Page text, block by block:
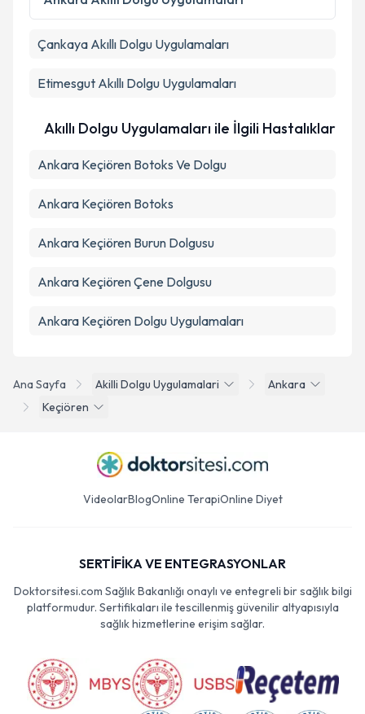
kapsamda işlenmesini kabul ediyorum.
Ana Sayfa Akilli Dolgu Uygulamalari
Ankara
Keçiören
Çankaya Akıllı Dolgu Uygulamaları
Etimesgut Akıllı Dolgu Uygulamaları
Akıllı Dolgu Uygulamaları ile İlgili Hastalıklar
Ankara Keçiören Botoks Ve Dolgu
Ankara Keçiören Botoks
Ankara Keçiören Burun Dolgusu
Ankara Keçiören Çene Dolgusu
Ankara Keçiören Dolgu Uygulamaları
VideolarBlogOnline TerapiOnline Diyet
SERTİFİKA VE ENTEGRASYONLAR
Doktorsitesi.com Sağlık Bakanlığı onaylı ve entegreli bir sağlık bilgi
platformudur. Sertifikaları ile tescillenmiş güvenilir altyapısıyla
sağlık hizmetlerine erişim sağlar.